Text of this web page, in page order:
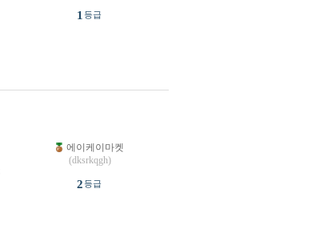
1 등급
에이케이마켓
(dksrkqgh)
2등급